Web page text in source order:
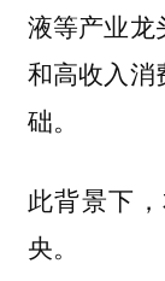
液等产业龙
和高收入消
础。
此背景下
央。